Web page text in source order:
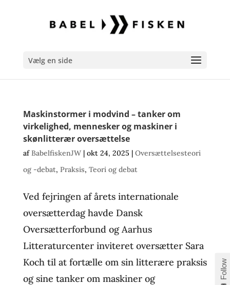
Vælg en side
Maskinstormer i modvind – tanker om
virkelighed, mennesker og maskiner i
skønlitterær oversættelse
afBabelfiskenJW| okt 24, 2025 | Oversættelsesteori
og -debat, Praksis, Teori og debat
Ved fejringen af årets internationale
oversætterdag havde Dansk
Oversætterforbund og Aarhus
Litteraturcenter inviteret oversætter Sara
Koch til at fortælle om sin litterære praksis
og sine tanker om maskiner og
Follow